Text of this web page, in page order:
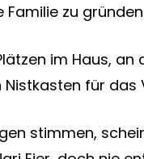
Familie zu
im Haus, an
Nistkasten für
stimmen,